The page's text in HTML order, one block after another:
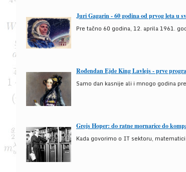
Juri Gagarin - 60 godina od prvog leta u
Pre tačno 60 godina, 12. aprila 1961.
Rođendan Ejde King Lavlejs - prve
Samo dan kasnije ali i mnogo godina
Grejs Hoper: do ratne mornarice do
Kada govorimo o IT sektoru,